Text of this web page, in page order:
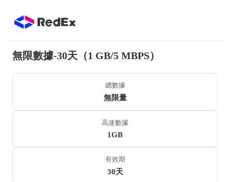
無限數據-30天（1 GB/5 MBPS）
總數據
無限量
高速數據
1GB
有效期
30天